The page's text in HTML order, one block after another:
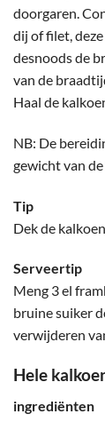
doorgaren.
dij of filet,
desnoods de
van de
Haal de
NB: De
gewicht van
Tip
Dek de
Serveertip
Meng 3 el
bruine suiker
verwijderen
Hele
ingrediënten